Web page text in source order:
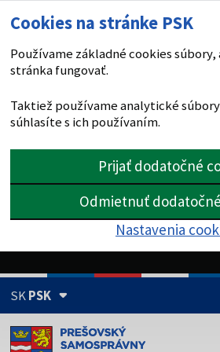
Cookies na stránke PSK
Používame základné cookies
stránka fungovať.
Taktiež používame analytické
súhlasíte s ich používaním.
Prijať dodatočné
Odmietnuť
Nastavenia
SKPSK
Doména psk.sk je oficiálna